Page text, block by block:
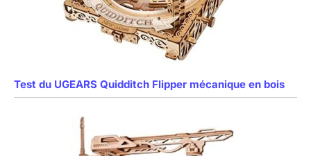
Test du UGEARS Quidditch Flipper mécanique en bois